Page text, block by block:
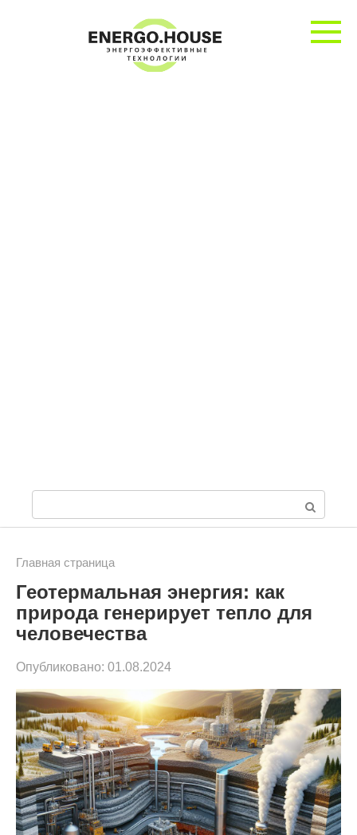
о
с
к
Главная страница
Геотермальная энергия: как
природа генерирует тепло для
человечества
Опубликовано: 01.08.2024